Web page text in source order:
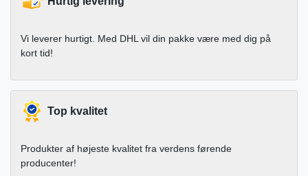
Vi leverer hurtigt. Med DHL vil din pakke være med dig på
kort tid!
Top kvalitet
Produkter af højeste kvalitet fra verdens førende
producenter!